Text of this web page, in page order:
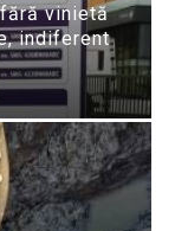
vinietă
indiferent